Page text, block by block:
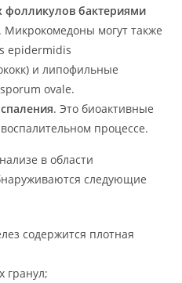
фолликулов бактериями
. Микрокомедоны могут также
epidermidis
и липофильные
ovale.
. Это биоактивные
процессе.
в области
следующие
содержится плотная
гранул;